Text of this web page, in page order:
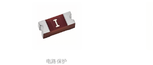
电路保护